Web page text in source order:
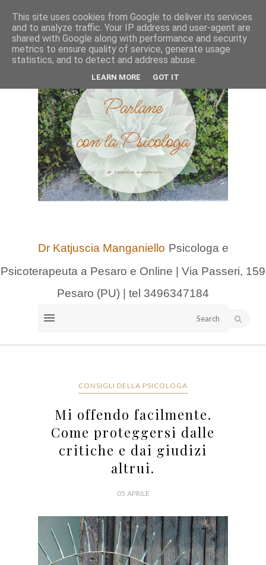
Dr Katjuscia Manganiello Psicologa e
Psicoterapeuta a Pesaro e Online | Via Passeri, 159
Pesaro (PU) | tel 3496347184
CONSIGLI DELLA PSICOLOGA
Mi offendo facilmente.
Come proteggersi dalle
critiche e dai giudizi
altrui.
05 APRILE
This site uses cookies from Google to deliver its services
and to analyze traffic. Your IP address and user-agent are
shared with Google along with performance and security
metrics to ensure quality of service, generate usage
statistics, and to detect and address abuse.
LEARN MORE GOT IT